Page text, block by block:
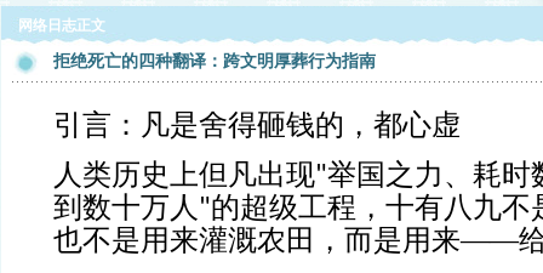
网络日志正文
拒绝死亡的四种翻译：跨文明厚葬行为指南
引言：凡是舍得砸钱的，都心虚
人类历史上但凡出现"举国之力、耗时
到数十万人 "的超级工程，十有八九不
也不是用来灌溉农田，而是用来——